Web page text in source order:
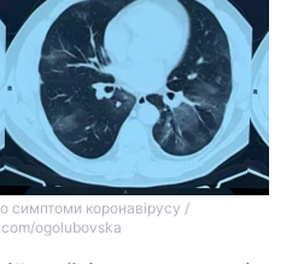
симптоми коронавірусу /
ogolubovska